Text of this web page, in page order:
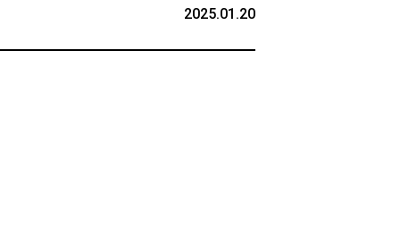
2025.01.20